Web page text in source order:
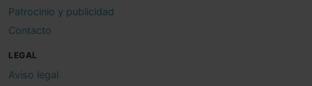
Patrocinio y publicidad
Contacto
LEGAL
Aviso legal